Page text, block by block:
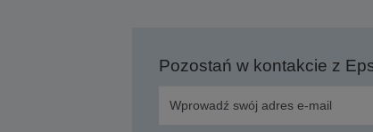
Pozostań w kontakcie z